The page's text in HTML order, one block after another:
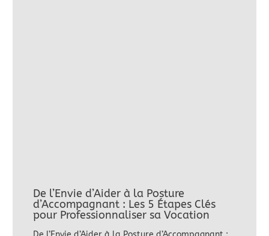
De l’Envie d’Aider à la Posture
d’Accompagnant : Les 5 Étapes Clés
pour Professionnaliser sa Vocation